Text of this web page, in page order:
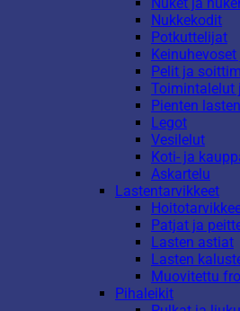
Nukkekodit
Potkuttelijat
Pelit ja
Toimintalelut
Pienten
Legot
Vesilelut
Koti- ja
Askartelu
Lastentarvikkeet
Patjat ja
Lasten astiat
Lasten
Muovitettu
Pihaleikit